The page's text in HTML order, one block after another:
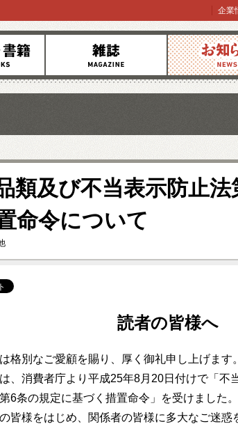
雑誌 お知らせ
企業
類及び不当表示防止
命令について
読者の皆様へ
格別なご愛顧を賜り、厚く御礼申し上げます。
、消費者庁より平成25年8月20日付けで「不
6条の規定に基づく措置命令」を受けました。
皆様をはじめ、関係者の皆様に多大なご迷惑